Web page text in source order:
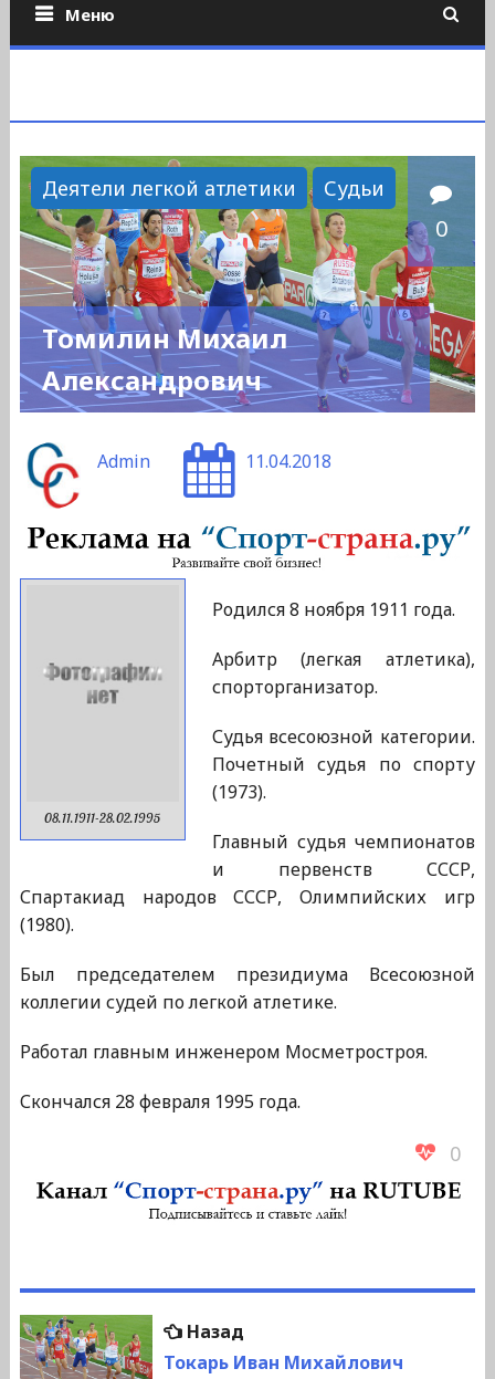
Меню
Деятели легкой атлетики Судьи
0
Томилин Михаил
Александрович
Admin 11.04.2018
08.11.1911-28.02.1995
Родился 8 ноября 1911 года.
Арбитр (легкая атлетика),
спорторганизатор.
Судья всесоюзной категории.
Почетный судья по спорту
(1973).
Главный судья чемпионатов
и первенств СССР,
Спартакиад народов СССР, Олимпийских игр
(1980).
Был председателем президиума Всесоюзной
коллегии судей по легкой атлетике.
Работал главным инженером Мосметростроя.
Скончался 28 февраля 1995 года.
0
Навигация
по
НазадПредыдущая
запись:
Токарь Иван Михайлович